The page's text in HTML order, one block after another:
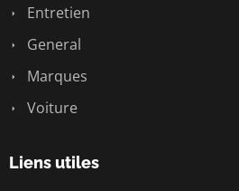
Entretien
General
Marques
Voiture
Liens utiles